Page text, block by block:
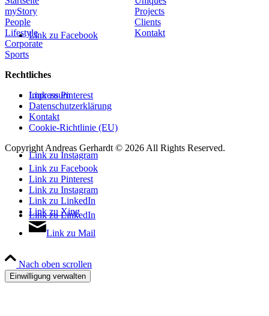
Link zu Facebook
Link zu Pinterest
Link zu Instagram
Link zu LinkedIn
Link zu Xing
myStory
People
Lifestyle
Corporate
Sports
Projects
Clients
Kontakt
Rechtliches
Impressum
Datenschutzerklärung
Kontakt
Cookie-Richtlinie (EU)
Copyright Andreas Gerhardt © 2026 All Rights Reserved.
Link zu Facebook
Link zu Pinterest
Link zu Instagram
Link zu LinkedIn
Link zu Xing
Link zu Mail
Nach oben scrollen
Einwilligung verwalten